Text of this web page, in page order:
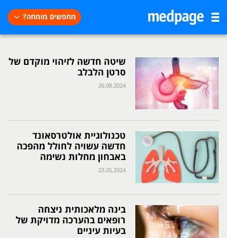
מחפשים מומחה?
שיטה חדשה לזיהוי מוקדם של
סרטן הלבלב
26.08.2024
טכנולוגיית אולטרסאונד
חדשה עשויה לחולל מהפכה
באבחון מחלות נשימה
23.05.2024
בינה מלאכותית ניצחה
רופאים בהערכה מדויקת של
בעיות עיניים